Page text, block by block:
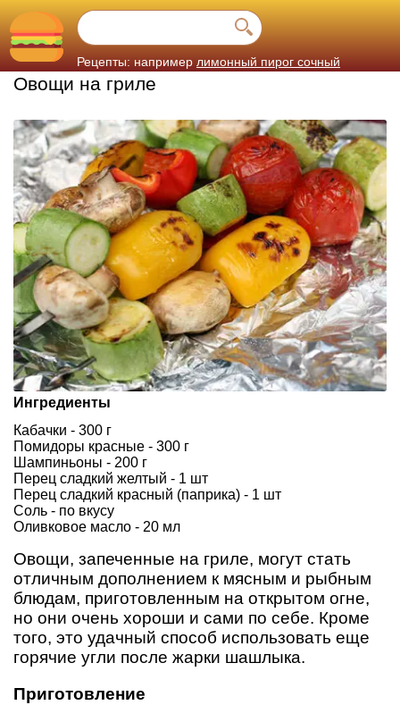
Рецепты: например лимонный пирог сочный
Овощи на гриле
Ингредиенты
Кабачки - 300 г
Помидоры красные - 300 г
Шампиньоны - 200 г
Перец сладкий желтый - 1 шт
Перец сладкий красный (паприка) - 1 шт
Соль - по вкусу
Оливковое масло - 20 мл
Овощи, запеченные на гриле, могут стать
отличным дополнением к мясным и рыбным
блюдам, приготовленным на открытом огне,
но они очень хороши и сами по себе. Кроме
того, это удачный способ использовать еще
горячие угли после жарки шашлыка.
Приготовление